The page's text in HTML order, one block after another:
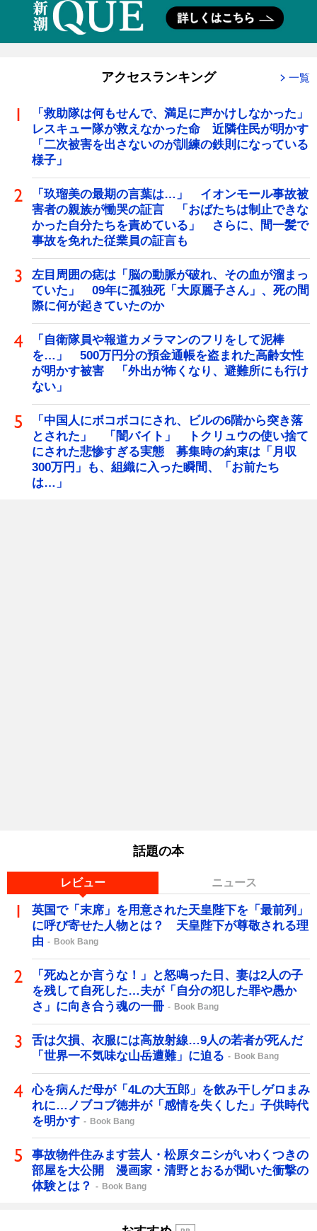
アクセスランキング 一覧
「救助隊は何もせんで、満足に声かけしなかった」
レスキュー隊が救えなかった命 近隣住民が明かす
「二次被害を出さないのが訓練の鉄則になっている
様子」
「玖瑠美の最期の言葉は…」 イオンモール事故被
害者の親族が慟哭の証言 「おばたちは制止できな
かった自分たちを責めている」 さらに、間一髪で
事故を免れた従業員の証言も
左目周囲の痣は「脳の動脈が破れ、その血が溜まっ
ていた」 09年に孤独死「大原麗子さん」、死の間
際に何が起きていたのか
「自衛隊員や報道カメラマンのフリをして泥棒
を…」 500万円分の預金通帳を盗まれた高齢女性
が明かす被害 「外出が怖くなり、避難所にも行け
ない」
「中国人にボコボコにされ、ビルの6階から突き落
とされた」 「闇バイト」 トクリュウの使い捨て
にされた悲惨すぎる実態 募集時の約束は「月収
300万円」も、組織に入った瞬間、「お前たち
は…」
話題の本
レビュー ニュース
英国で「末席」を用意された天皇陛下を「最前列」
に呼び寄せた人物とは？ 天皇陛下が尊敬される理
由
Book Bang
「死ぬとか言うな！」と怒鳴った日、妻は2人の子
を残して自死した…夫が「自分の犯した罪や愚か
さ」に向き合う魂の一冊
Book Bang
舌は欠損、衣服には高放射線…9人の若者が死んだ
「世界一不気味な山岳遭難」に迫る
Book Bang
心を病んだ母が「4Lの大五郎」を飲み干しゲロまみ
れに…ノブコブ徳井が「感情を失くした」子供時代
を明かす
Book Bang
事故物件住みます芸人・松原タニシがいわくつきの
部屋を大公開 漫画家・清野とおるが聞いた衝撃の
体験とは？
Book Bang